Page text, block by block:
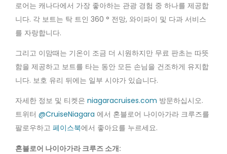
로어는 캐나다에서 가장 좋아하는 관광 경험 중 하나를 제공합
니다. 각 보트는 탁 트인 360 ° 전망, 와이파이 및 다과 서비스
를 자랑합니다.
그리고 이맘때는 기온이 조금 더 시원하지만 무료 판초는 따뜻
함을 제공하고 보트를 타는 동안 모든 손님을 건조하게 유지합
니다. 보호 유리 뒤에는 일부 시야가 있습니다.
자세한 정보 및 티켓은 niagaracruises.com 방문하십시오.
트위터 @CruiseNiagara 에서 혼블로어 나이아가라 크루즈를
팔로우하고 페이스북에서 좋아요를 누르세요.
혼블로어 나이아가라 크루즈 소개: